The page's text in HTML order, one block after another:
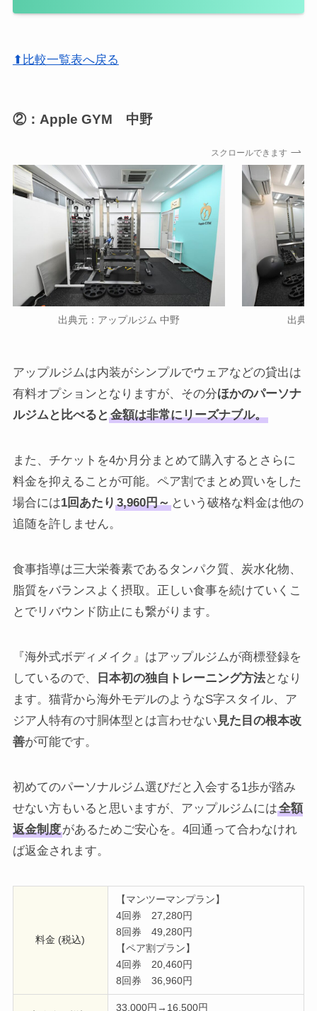
⬆比較一覧表へ戻る
②：Apple GYM 中野
スクロールできます
出典元：アップルジム 中野 出典
アップルジムは内装がシンプルでウェアなどの貸出は
有料オプションとなりますが、その分ほかのパーソナ
ルジムと比べると 金額は非常にリーズナブル。
また、チケットを4か月分まとめて購入するとさらに
料金を抑えることが可能。ペア割でまとめ買いをした
場合には1回あたり 3,960円～という破格な料金は他の
追随を許しません。
食事指導は三大栄養素であるタンパク質、炭水化物、
脂質をバランスよく摂取。正しい食事を続けていくこ
とでリバウンド防止にも繋がります。
『海外式ボディメイク』はアップルジムが商標登録を
しているので、
日本初の独自トレーニング方法となり
ます。猫背から海外モデルのようなS字スタイル、ア
ジア人特有の寸胴体型とは言わせない 見た目の根本改
善が可能です。
初めてのパーソナルジム選びだと入会する1歩が踏み
せない方もいると思いますが、アップルジムには全額
返金制度があるためご安心を。4回通って合わなけれ
ば返金されます。
料金 (税込)
【マンツーマンプラン】
4回券 27,280円
8回券 49,280円
【ペア割プラン】
4回券 20,460円
8回券 36,960円
33,000円→16,500円